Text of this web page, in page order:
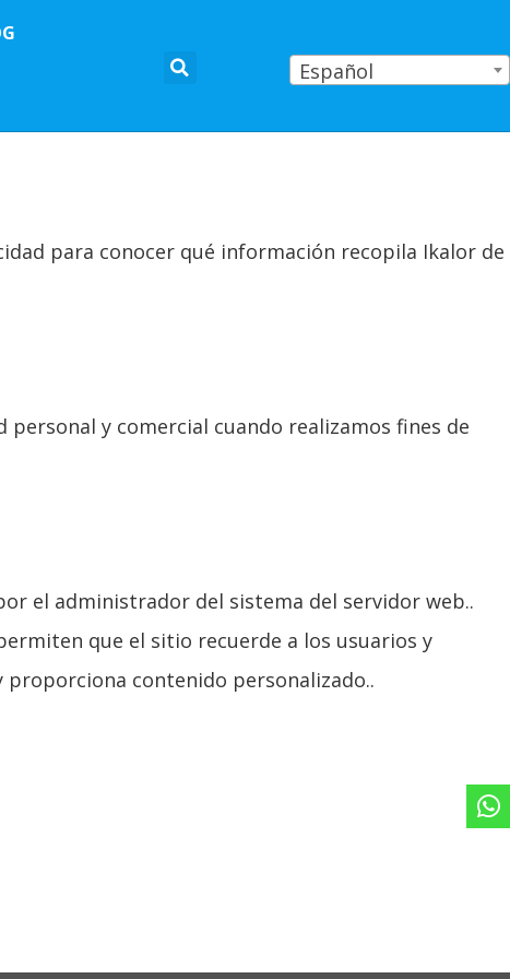
Español
para conocer qué información recopila Ikalor de
y comercial cuando realizamos fines de
el administrador del sistema del servidor web..
que el sitio recuerde a los usuarios y
contenido personalizado..